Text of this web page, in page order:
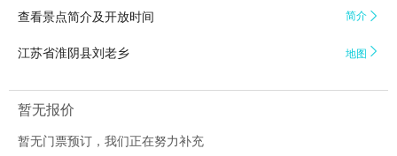
查看景点简介及开放时间 简介 
江苏省淮阴县刘老乡 地图 
暂无报价
暂无门票预订，我们正在努力补充